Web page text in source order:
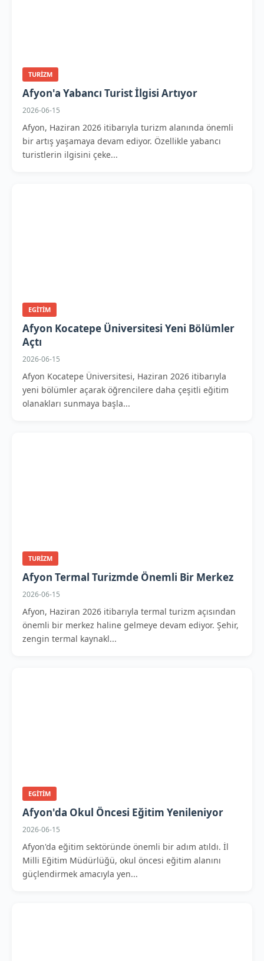
TURIZM
Afyon'a Yabancı Turist İlgisi Artıyor
2026-06-15
Afyon, Haziran 2026 itibarıyla turizm alanında önemli
bir artış yaşamaya devam ediyor. Özellikle yabancı
turistlerin ilgisini çeke...
EGITIM
Afyon Kocatepe Üniversitesi Yeni Bölümler
Açtı
2026-06-15
Afyon Kocatepe Üniversitesi, Haziran 2026 itibarıyla
yeni bölümler açarak öğrencilere daha çeşitli eğitim
olanakları sunmaya başla...
TURIZM
Afyon Termal Turizmde Önemli Bir Merkez
2026-06-15
Afyon, Haziran 2026 itibarıyla termal turizm açısından
önemli bir merkez haline gelmeye devam ediyor. Şehir,
zengin termal kaynakl...
EGITIM
Afyon'da Okul Öncesi Eğitim Yenileniyor
2026-06-15
Afyon'da eğitim sektöründe önemli bir adım atıldı. İl
Milli Eğitim Müdürlüğü, okul öncesi eğitim alanını
güçlendirmek amacıyla yen...